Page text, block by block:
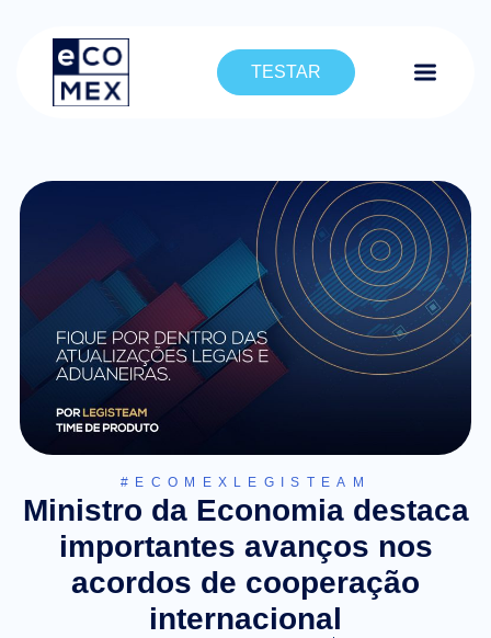
TESTAR
#ECOMEXLEGISTEAM
Ministro da Economia destaca
importantes avanços nos
acordos de cooperação
internacional